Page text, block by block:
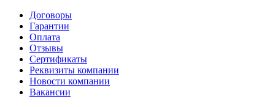
Договоры
Гарантии
Оплата
Отзывы
Сертификаты
Реквизиты компании
Новости компании
Вакансии